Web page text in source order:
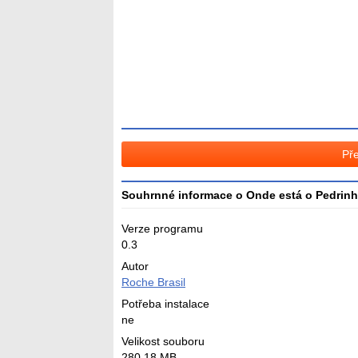
Souhrnné informace o Onde está o
Verze programu
0.3
Autor
Roche Brasil
Potřeba instalace
ne
Velikost souboru